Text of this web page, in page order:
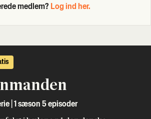
medlem? Log ind her.
| 1 sæson 5 episoder